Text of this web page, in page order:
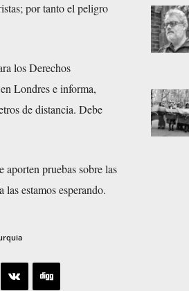
por tanto el peligro
los Derechos
Londres e informa,
de distancia. Debe
aporten pruebas sobre las
estamos esperando.